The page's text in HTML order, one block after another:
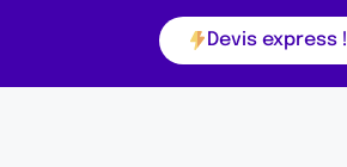
Devis express !